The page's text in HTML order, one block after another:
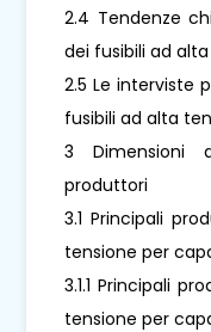
2.4 Tendenze
dei fusibili ad
2.5 Le interviste
fusibili ad alta
3 Dimensioni
produttori
3.1 Principali
tensione per
3.1.1 Principali
tensione per